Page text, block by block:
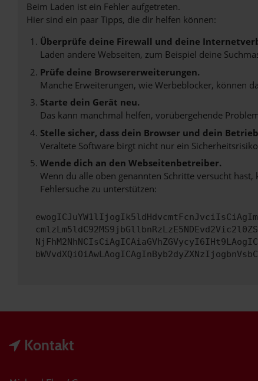
Beim Laden ist ein Fehler aufgetreten.
Hier sind ein paar Tipps, die dir helfen können:
Überprüfe deine Firewall und deine
Laden andere Webseiten, zum Beispiel deine
Prüfe deine Browsererweiterungen.
Manche Erweiterungen, wie Werbeblocker, können
Starte dein Gerät neu.
Das kann manchmal helfen, vorübergehende
Stelle sicher, dass dein Browser und dein
Veraltete Software birgt nicht nur ein
Wende dich an den Webseitenbetreiber.
Wenn du alle oben genannten Schritte versucht
Fehlersuche zu unterstützen:
Kontakt